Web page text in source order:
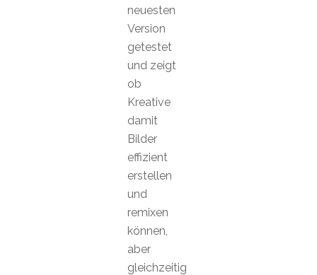
neuesten
Version
getestet
und zeigt
ob
Kreative
damit
Bilder
effizient
erstellen
und
remixen
können,
aber
gleichzeitig